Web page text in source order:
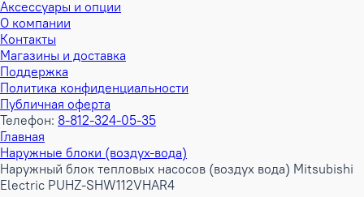
Аксессуары и опции
О компании
Контакты
Магазины и доставка
Поддержка
Политика конфиденциальности
Публичная оферта
Телефон: 8-812-324-05-35
Главная
Наружные блоки (воздух-вода)
Наружный блок тепловых насосов (воздух вода) Mitsubishi
Electric PUHZ-SHW112VHAR4